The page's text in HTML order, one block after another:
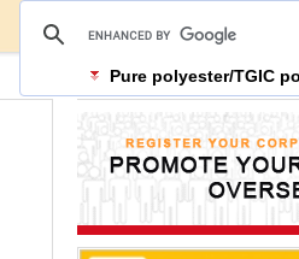
Pure polyester/TGIC